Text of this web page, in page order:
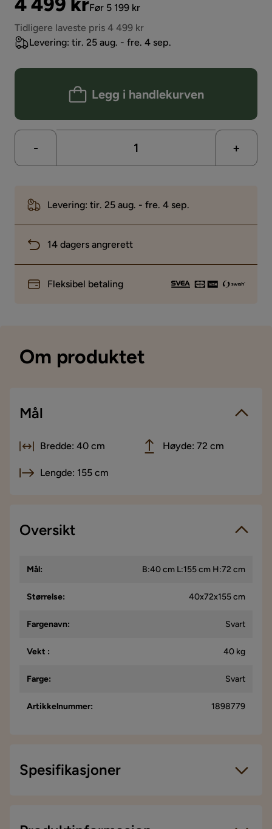
Pris
Før 5 199 kr
Tidligere laveste pris 4 499 kr
Levering: tir. 25 aug. - fre. 4 sep.
Legg i handlekurven
- +
Levering: tir. 25 aug. - fre. 4 sep.
14 dagers angrerett
Fleksibel betaling
Om produktet
Mål
Bredde: 40 cm Høyde: 72 cm
Lengde: 155 cm
Oversikt
Mål: B:40 cm L:155 cm H:72 cm
Størrelse: 40x72x155 cm
Fargenavn: Svart
Vekt : 40 kg
Farge: Svart
Artikkelnummer: 1898779
Spesifikasjoner
Størrelse